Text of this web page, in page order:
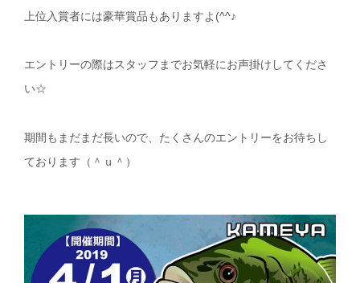
上位入賞者には豪華賞品もありますよ(^^♪
エントリーの際はスタッフまでお気軽にお声掛けしてくださ
い☆
期間もまだまだ長いので、たくさんのエントリーをお待ちし
ております（＾ｕ＾）